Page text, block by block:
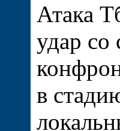
Атака
удар
в